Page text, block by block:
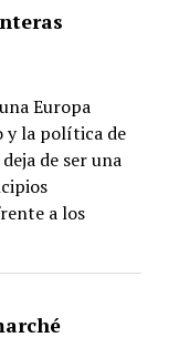
Europa
y la política de
de ser una
a los